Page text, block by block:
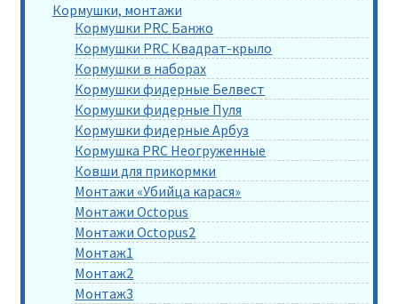
Кормушки, монтажи
Кормушки PRC Банжо
Кормушки PRC Квадрат-крыло
Кормушки в наборах
Кормушки фидерные Белвест
Кормушки фидерные Пуля
Кормушки фидерные Арбуз
Кормушка PRC Неогруженные
Ковши для прикормки
Монтажи «Убийца карася»
Монтажи Octopus
Монтажи Octopus2
Монтаж1
Монтаж2
Монтаж3